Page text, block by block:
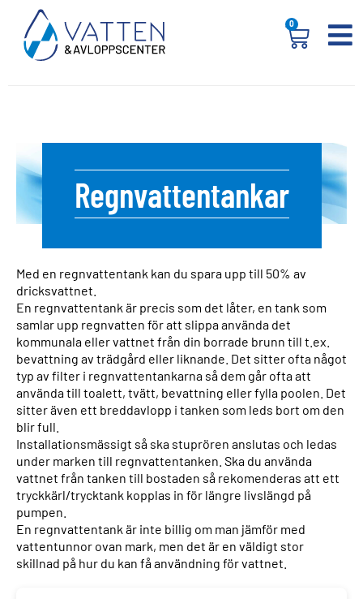
0
Regnvattentankar
Med en regnvattentank kan du spara upp till 50% av
dricksvattnet.
En regnvattentank är precis som det låter, en tank som
samlar upp regnvatten för att slippa använda det
kommunala eller vattnet från din borrade brunn till t.ex.
bevattning av trädgård eller liknande. Det sitter ofta något
typ av filter i regnvattentankarna så dem går ofta att
använda till toalett, tvätt, bevattning eller fylla poolen. Det
sitter även ett breddavlopp i tanken som leds bort om den
blir full.
Installationsmässigt så ska stuprören anslutas och ledas
under marken till regnvattentanken. Ska du använda
vattnet från tanken till bostaden så rekomenderas att ett
tryckkärl/trycktank kopplas in för längre livslängd på
pumpen.
En regnvattentank är inte billig om man jämför med
vattentunnor ovan mark, men det är en väldigt stor
skillnad på hur du kan få användning för vattnet.